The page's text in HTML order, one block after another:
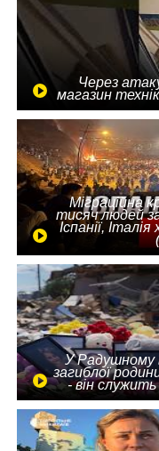
Через
магазин
Міграційна
тисяч людей
Іспанії,
У Радушному
загиблої
- він служить